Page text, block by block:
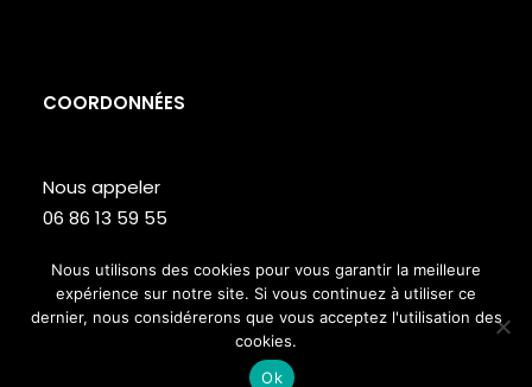
COORDONNÉES
Nous appeler
06 86 13 59 55
Site web réalisé parStudio T
Nous utilisons des cookies pour vous garantir la meilleure
expérience sur notre site. Si vous continuez à utiliser ce
dernier, nous considérerons que vous acceptez l'utilisation des
cookies.
Ok